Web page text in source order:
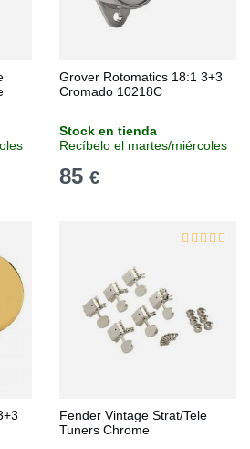
Grover Rotomatics 18:1 3+3
Cromado 10218C
Stock en tienda
Recíbelo el martes/miércoles
85 €
Fender Vintage Strat/Tele
Tuners Chrome